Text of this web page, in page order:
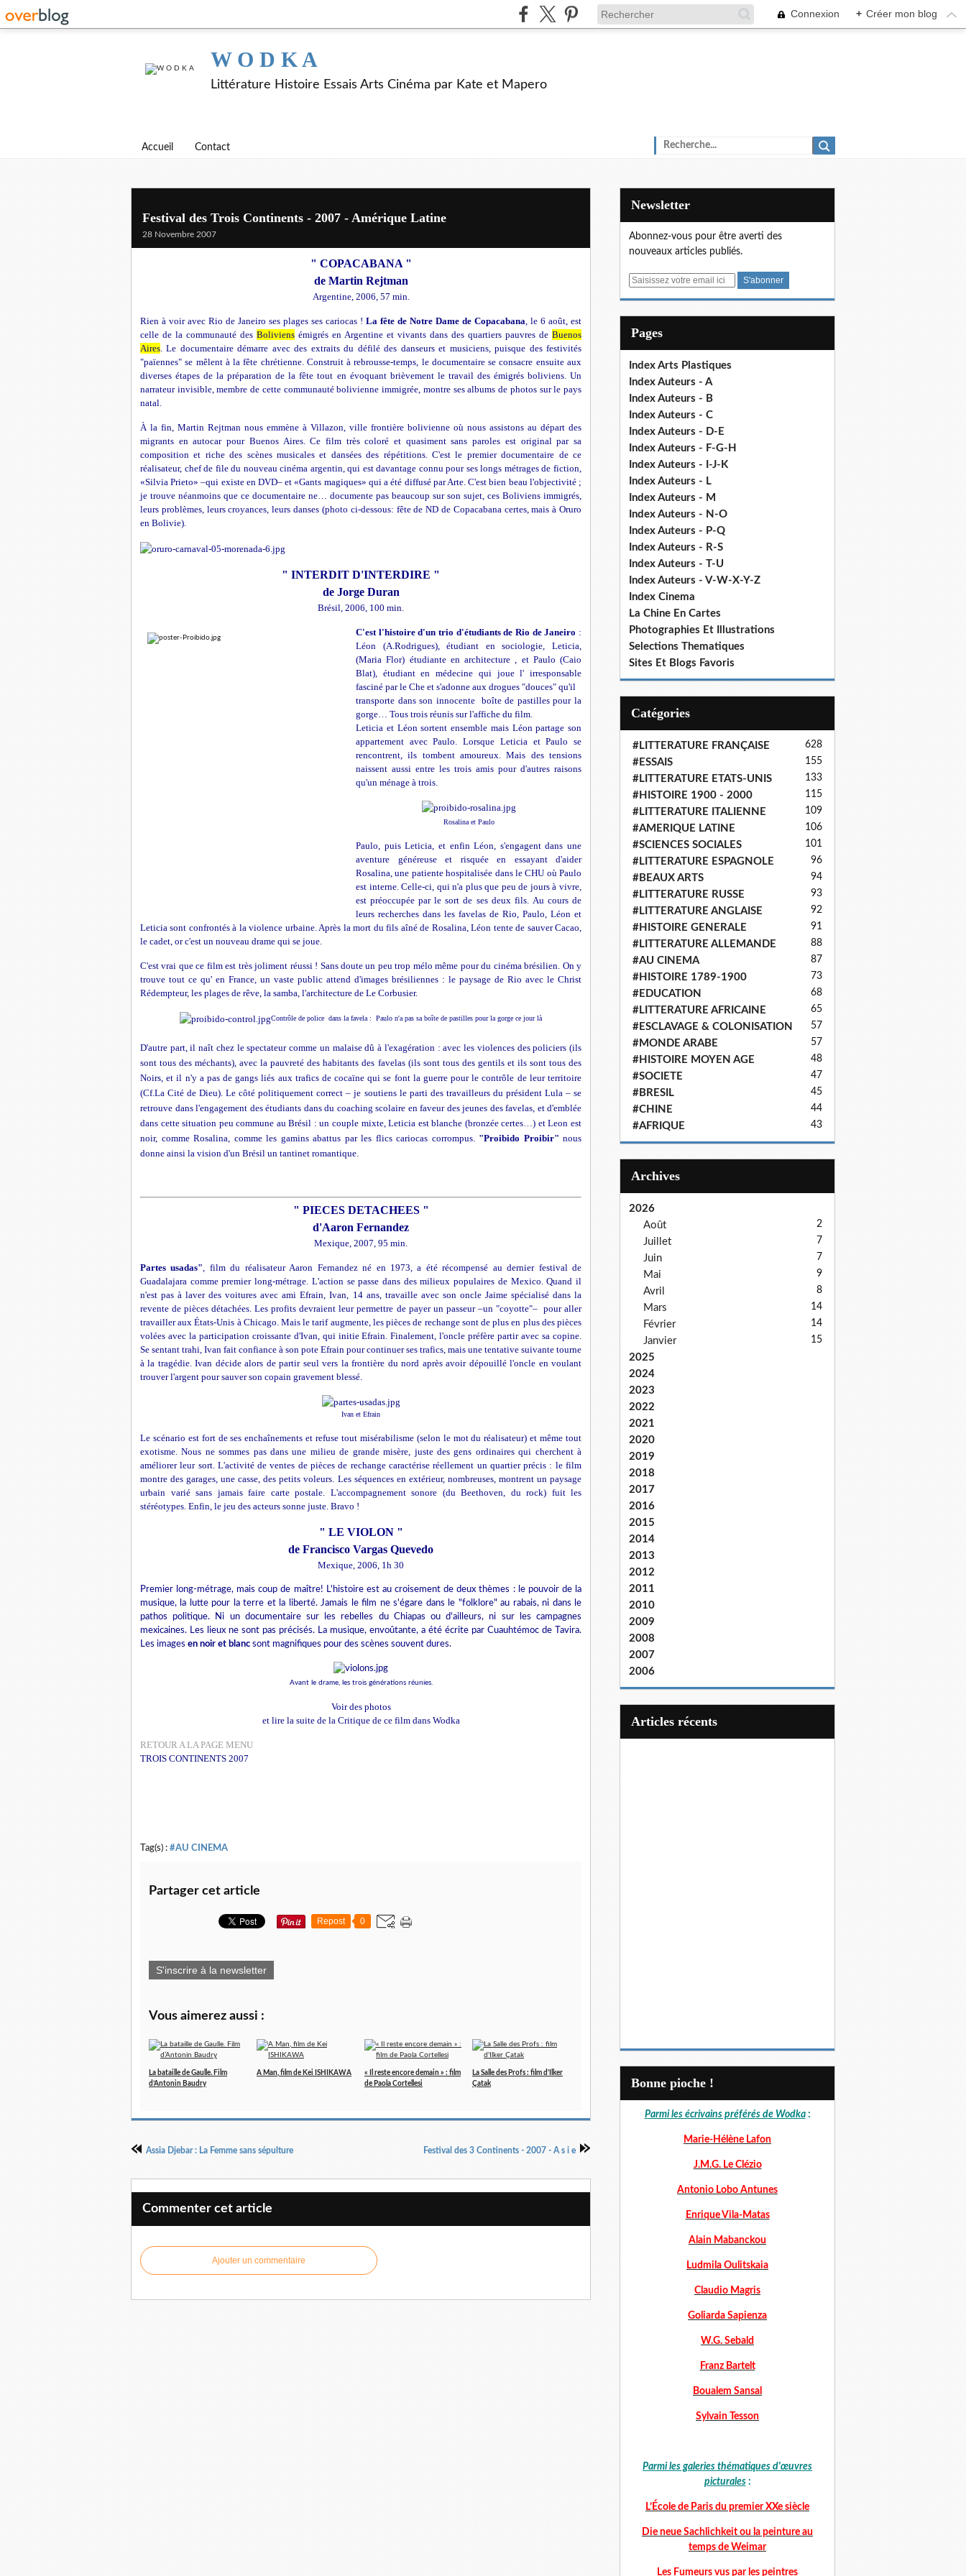
Connexion + Créer mon blog
W O D K A
Littérature Histoire Essais Arts Cinéma par Kate et Mapero
Accueil Contact
Festival des Trois Continents - 2007 - Amérique Latine
28 Novembre 2007
" COPACABANA "
de Martin Rejtman
Argentine, 2006, 57 min.
Rien à voir avec Rio de Janeiro ses plages ses cariocas ! La fête de Notre Dame de Copacabana, le 6 août, est
celle de la communauté des Boliviens émigrés en Argentine et vivants dans des quartiers pauvres de Buenos
Aires. Le documentaire démarre avec des extraits du défilé des danseurs et musiciens, puisque des festivités
"païennes" se mêlent à la fête chrétienne. Construit à rebrousse-temps, le documentaire se consacre ensuite aux
diverses étapes de la préparation de la fête tout en évoquant brièvement le travail des émigrés boliviens. Un
narrateur invisible, membre de cette communauté bolivienne immigrée, montre ses albums de photos sur le pays
natal.
À la fin, Martin Rejtman nous emmène à Villazon, ville frontière bolivienne où nous assistons au départ des
migrants en autocar pour Buenos Aires. Ce film très coloré et quasiment sans paroles est original par sa
composition et riche des scènes musicales et dansées des répétitions. C'est le premier documentaire de ce
réalisateur, chef de file du nouveau cinéma argentin, qui est davantage connu pour ses longs métrages de fiction,
«Silvia Prieto» –qui existe en DVD– et «Gants magiques» qui a été diffusé par Arte. C'est bien beau l'objectivité ;
je trouve néanmoins que ce documentaire ne… documente pas beaucoup sur son sujet, ces Boliviens immigrés,
leurs problèmes, leurs croyances, leurs danses (photo ci-dessous: fête de ND de Copacabana certes, mais à Oruro
en Bolivie).
" INTERDIT D'INTERDIRE "
de Jorge Duran
Brésil, 2006, 100 min.
C'est l'histoire d'un trio d'étudiants de Rio de Janeiro :
Léon (A.Rodrigues), étudiant en sociologie, Leticia,
(Maria Flor) étudiante en architecture , et Paulo (Caio
Blat), étudiant en médecine qui joue l' irresponsable
fasciné par le Che et s'adonne aux drogues "douces" qu'il
transporte dans son innocente boîte de pastilles pour la
gorge… Tous trois réunis sur l'affiche du film.
Leticia et Léon sortent ensemble mais Léon partage son
appartement avec Paulo. Lorsque Leticia et Paulo se
rencontrent, ils tombent amoureux. Mais des tensions
naissent aussi entre les trois amis pour d'autres raisons
qu'un ménage à trois.
Rosalina et Paulo
Paulo, puis Leticia, et enfin Léon, s'engagent dans une
aventure généreuse et risquée en essayant d'aider
Rosalina, une patiente hospitalisée dans le CHU où Paulo
est interne. Celle-ci, qui n'a plus que peu de jours à vivre,
est préoccupée par le sort de ses deux fils. Au cours de
leurs recherches dans les favelas de Rio, Paulo, Léon et
Leticia sont confrontés à la violence urbaine. Après la mort du fils aîné de Rosalina, Léon tente de sauver Cacao,
le cadet, or c'est un nouveau drame qui se joue.
C'est vrai que ce film est très joliment réussi ! Sans doute un peu trop mélo même pour du cinéma brésilien. On y
trouve tout ce qu' en France, un vaste public attend d'images brésiliennes : le paysage de Rio avec le Christ
Rédempteur, les plages de rêve, la samba, l'architecture de Le Corbusier.
Contrôle de police dans la favela : Paulo n'a pas sa boîte de pastilles pour la gorge ce jour là
D'autre part, il naît chez le spectateur comme un malaise dû à l'exagération : avec les violences des policiers (ils
sont tous des méchants), avec la pauvreté des habitants des favelas (ils sont tous des gentils et ils sont tous des
Noirs, et il n'y a pas de gangs liés aux trafics de cocaïne qui se font la guerre pour le contrôle de leur territoire
(Cf.La Cité de Dieu). Le côté politiquement correct – je soutiens le parti des travailleurs du président Lula – se
retrouve dans l'engagement des étudiants dans du coaching scolaire en faveur des jeunes des favelas, et d'emblée
dans cette situation peu commune au Brésil : un couple mixte, Leticia est blanche (bronzée certes…) et Leon est
noir, comme Rosalina, comme les gamins abattus par les flics cariocas corrompus. "Proibido Proibir" nous
donne ainsi la vision d'un Brésil un tantinet romantique.
" PIECES DETACHEES "
d'Aaron Fernandez
Mexique, 2007, 95 min.
Partes usadas"
film du réalisateur Aaron Fernandez né en 1973, a été récompensé au dernier festival de
Guadalajara comme premier long-métrage. L'action se passe dans des milieux populaires de Mexico. Quand il
n'est pas à laver des voitures avec ami Efrain, Ivan, 14 ans, travaille avec son oncle Jaime spécialisé dans la
revente de pièces détachées. Les profits devraient leur permettre de payer un passeur –un "coyotte"– pour aller
travailler aux États-Unis à Chicago. Mais le tarif augmente, les pièces de rechange sont de plus en plus des pièces
volées avec la participation croissante d'Ivan, qui initie Efrain. Finalement, l'oncle préfère partir avec sa copine.
Se sentant trahi, Ivan fait confiance à son pote Efrain pour continuer ses trafics, mais une tentative suivante tourne
à la tragédie. Ivan décide alors de partir seul vers la frontière du nord après avoir dépouillé l'oncle en voulant
trouver l'argent pour sauver son copain gravement blessé.
Ivan et Efrain
Le scénario est fort de ses enchaînements et refuse tout misérabilisme (selon le mot du réalisateur) et même tout
exotisme. Nous ne sommes pas dans une milieu de grande misère, juste des gens ordinaires qui cherchent à
améliorer leur sort. L'activité de ventes de pièces de rechange caractérise réellement un quartier précis : le film
montre des garages, une casse, des petits voleurs. Les séquences en extérieur, nombreuses, montrent un paysage
urbain varié sans jamais faire carte postale. L'accompagnement sonore (du Beethoven, du rock) fuit les
stéréotypes. Enfin, le jeu des acteurs sonne juste. Bravo !
" LE VIOLON "
de Francisco Vargas Quevedo
Mexique, 2006, 1h 30
Premier long-métrage, mais coup de maître! L'histoire est au croisement de deux thèmes : le pouvoir de la
musique, la lutte pour la terre et la liberté. Jamais le film ne s'égare dans le "folklore" au rabais, ni dans le
pathos politique. Ni un documentaire sur les rebelles du Chiapas ou d'ailleurs, ni sur les campagnes
mexicaines. Les lieux ne sont pas précisés. La musique, envoûtante, a été écrite par Cuauhtémoc de Tavira.
Les images en noir et blanc sont magnifiques pour des scènes souvent dures.
Avant le drame, les trois générations réunies.
Voir des photos
et lire la suite de la Critique de ce film dans Wodka
RETOUR A LA PAGE MENU
TROIS CONTINENTS 2007
Tag(s) : #AU CINEMA
Partager cet article
Repost 0
S'inscrire à la newsletter
Vous aimerez aussi :
La bataille de Gaulle. Film
d’Antonin Baudry
A Man, film de Kei ISHIKAWA
« Il reste encore demain » : film
de Paola Cortellesi
La Salle des Profs : film d'Ilker
Çatak
Assia Djebar : La Femme sans sépulture Festival des 3 Continents - 2007 - A s i e
Commenter cet article
Ajouter un commentaire
Newsletter
Abonnez-vous pour être averti des
nouveaux articles publiés.
E
Pages
Index Arts Plastiques
Index Auteurs - A
Index Auteurs - B
Index Auteurs - C
Index Auteurs - D-E
Index Auteurs - F-G-H
Index Auteurs - I-J-K
Index Auteurs - L
Index Auteurs - M
Index Auteurs - N-O
Index Auteurs - P-Q
Index Auteurs - R-S
Index Auteurs - T-U
Index Auteurs - V-W-X-Y-Z
Index Cinema
La Chine En Cartes
Photographies Et Illustrations
Selections Thematiques
Sites Et Blogs Favoris
Catégories
#LITTERATURE FRANÇAISE 628
#ESSAIS 155
#LITTERATURE ETATS-UNIS 133
#HISTOIRE 1900 - 2000 115
#LITTERATURE ITALIENNE 109
#AMERIQUE LATINE 106
#SCIENCES SOCIALES 101
#LITTERATURE ESPAGNOLE 96
#BEAUX ARTS 94
#LITTERATURE RUSSE 93
#LITTERATURE ANGLAISE 92
#HISTOIRE GENERALE 91
#LITTERATURE ALLEMANDE 88
#AU CINEMA 87
#HISTOIRE 1789-1900 73
#EDUCATION 68
#LITTERATURE AFRICAINE 65
#ESCLAVAGE & COLONISATION 57
#MONDE ARABE 57
#HISTOIRE MOYEN AGE 48
#SOCIETE 47
#BRESIL 45
#CHINE 44
#AFRIQUE 43
Archives
2026
Août
2
Juillet 7
Juin 7
Mai 9
Avril 8
Mars 14
Février 14
Janvier 15
2025
2024
2023
2022
2021
2020
2019
2018
2017
2016
2015
2014
2013
2012
2011
2010
2009
2008
2007
2006
articles récents
Bonne pioche !
Parmi les écrivains préférés de Wodka:
Marie-Hélène Lafon
J.M.G. Le Clézio
Antonio Lobo Antunes
Enrique Vila-Matas
Alain Mabanckou
Ludmila Oulitskaia
Claudio Magris
Goliarda Sapienza
W.G. Sebald
Franz Bartelt
Boualem Sansal
Sylvain Tesson
Parmi les galeries thématiques d'œuvres
picturales:
L’École de Paris du premier XXe siècle
Die neue Sachlichkeit ou la peinture au
temps de Weimar
Les Fumeurs vus par les peintres